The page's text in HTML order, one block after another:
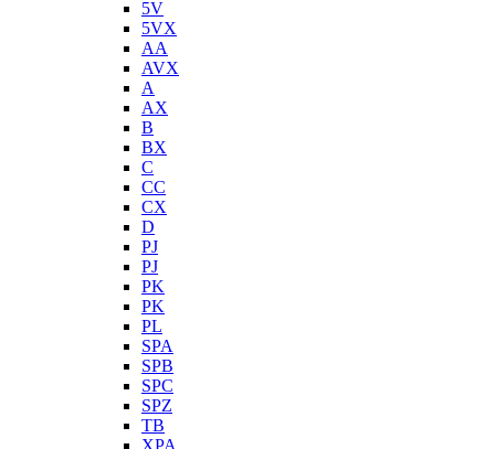
5V
5VX
AA
AVX
A
AX
B
BX
C
CC
CX
D
PJ
PJ
PK
PK
PL
SPA
SPB
SPC
SPZ
TB
XPA